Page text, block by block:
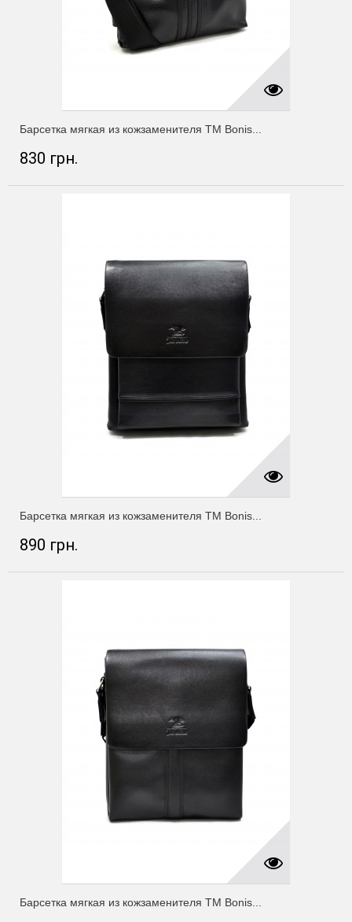
Барсетка мягкая из кожзаменителя ТМ Bonis...
830 грн.
Барсетка мягкая из кожзаменителя ТМ Bonis...
890 грн.
Барсетка мягкая из кожзаменителя ТМ Bonis...